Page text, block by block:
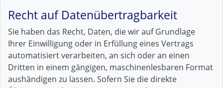
Recht auf Daten­übertrag­barkeit
Sie haben das Recht, Daten, die wir auf Grundlage
Ihrer Einwilligung oder in Erfüllung eines Vertrags
automatisiert verarbeiten, an sich oder an einen
Dritten in einem gängigen, maschinenlesbaren Format
aushändigen zu lassen. Sofern Sie die direkte